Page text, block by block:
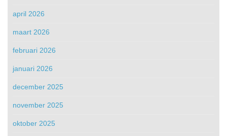
april 2026
maart 2026
februari 2026
januari 2026
december 2025
november 2025
oktober 2025